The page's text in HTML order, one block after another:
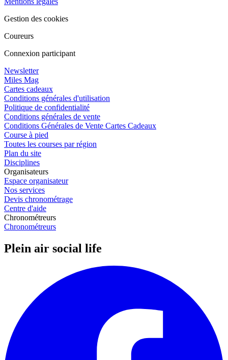
Gestion des cookies
Coureurs
Connexion participant
Newsletter
Miles Mag
Cartes cadeaux
Conditions générales d'utilisation
Politique de confidentialité
Conditions générales de vente
Conditions Générales de Vente Cartes Cadeaux
Course à pied
Toutes les courses par région
Plan du site
Disciplines
Organisateurs
Espace organisateur
Nos services
Devis chronométrage
Centre d'aide
Chronométreurs
Chronométreurs
Plein air social life